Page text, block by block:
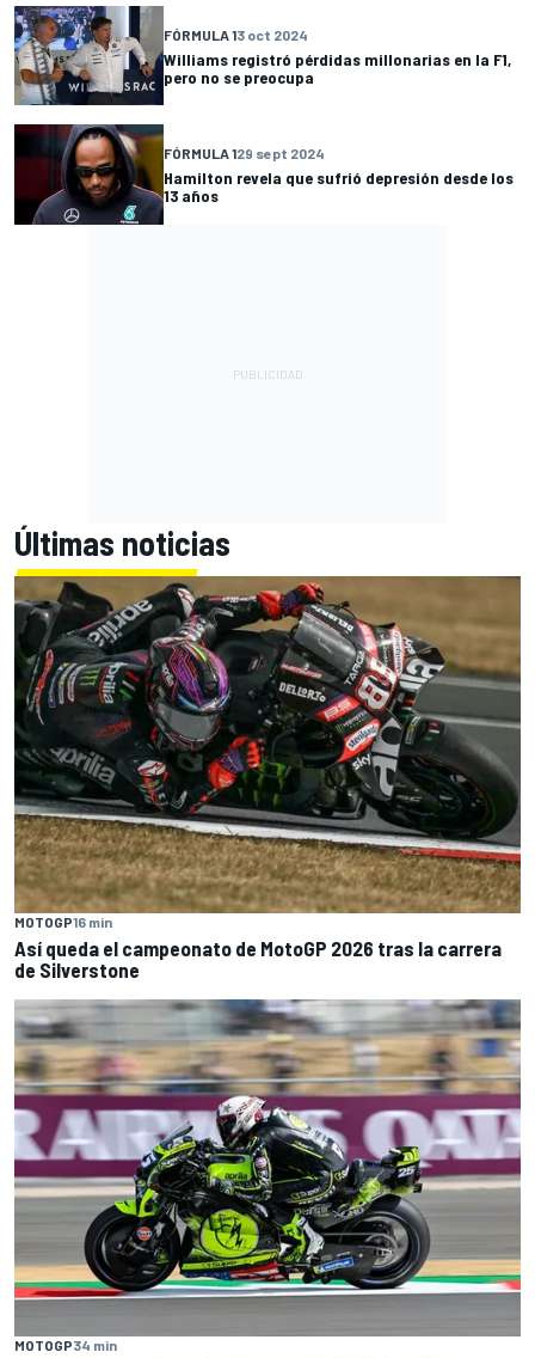
FÓRMULA 13 oct 2024
Williams registró pérdidas millonarias en la F1,
pero no se preocupa
FÓRMULA 129 sept 2024
Hamilton revela que sufrió depresión desde los
13 años
Últimas noticias
MOTOGP16 min
Así queda el campeonato de MotoGP 2026 tras la carrera
de Silverstone
MOTOGP34 min